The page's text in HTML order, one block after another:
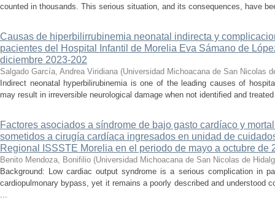
counted in thousands. This serious situation, and its consequences, have
Causas de hiperbilirrubinemia neonatal indirecta y
pacientes del Hospital Infantil de Morelia Eva Sámano de
diciembre 2023-202
Salgado García, Andrea Viridiana (Universidad Michoacana de San Nicolas
Indirect neonatal hyperbilirubinemia is one of the leading causes of
may result in irreversible neurological damage when not identified and
Factores asociados a síndrome de bajo gasto cardíaco y
sometidos a cirugía cardíaca ingresados en unidad de
Regional ISSSTE Morelia en el periodo de mayo a octubre de
Benito Mendoza, Bonifilio (Universidad Michoacana de San Nicolas de
Background: Low cardiac output syndrome is a serious complication in
cardiopulmonary bypass, yet it remains a poorly described and understood
...